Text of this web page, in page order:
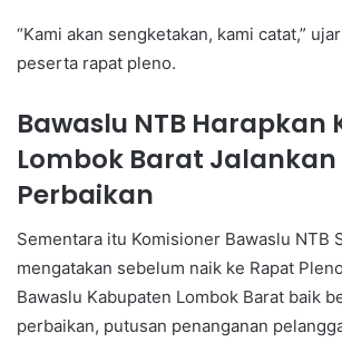
“Kami akan sengketakan, kami catat,”
peserta rapat pleno.
Bawaslu NTB Harapkan
Lombok Barat Jalankan
Perbaikan
Sementara itu Komisioner Bawaslu NTB
mengatakan sebelum naik ke Rapat
Bawaslu Kabupaten Lombok Barat baik
perbaikan, putusan penanganan